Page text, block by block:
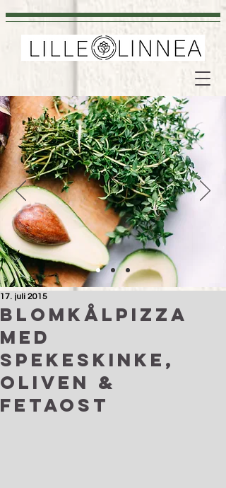
Blomkålpizza
med
spekeskinke,
oliven &
fetaost
17. juli 2015